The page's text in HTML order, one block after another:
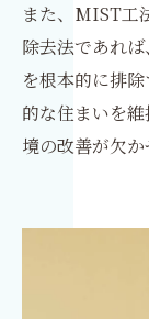
また、MIST工
除去法であれ
を根本的に排
的な住まいを
境の改善が欠か